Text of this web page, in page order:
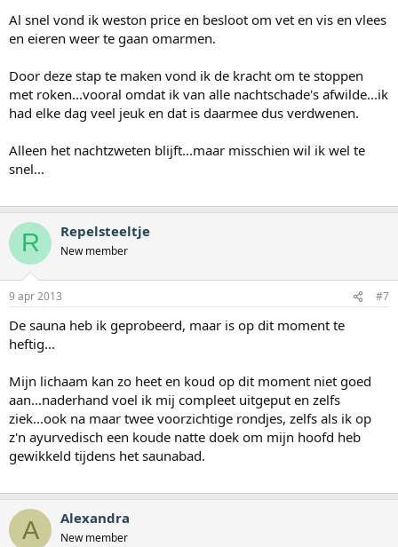
Al snel vond ik weston price en besloot om vet en vis en vlees
en eieren weer te gaan omarmen.
Door deze stap te maken vond ik de kracht om te stoppen
met roken...vooral omdat ik van alle nachtschade's afwilde...ik
had elke dag veel jeuk en dat is daarmee dus verdwenen.
Alleen het nachtzweten blijft...maar misschien wil ik wel te
snel...
R Repelsteeltje
New member
9 apr 2013 #7
De sauna heb ik geprobeerd, maar is op dit moment te
heftig...
Mijn lichaam kan zo heet en koud op dit moment niet goed
aan...naderhand voel ik mij compleet uitgeput en zelfs
ziek...ook na maar twee voorzichtige rondjes, zelfs als ik op
z'n ayurvedisch een koude natte doek om mijn hoofd heb
gewikkeld tijdens het saunabad.
A Alexandra
New member